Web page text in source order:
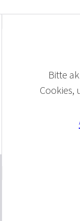
Bitte
Cookies,